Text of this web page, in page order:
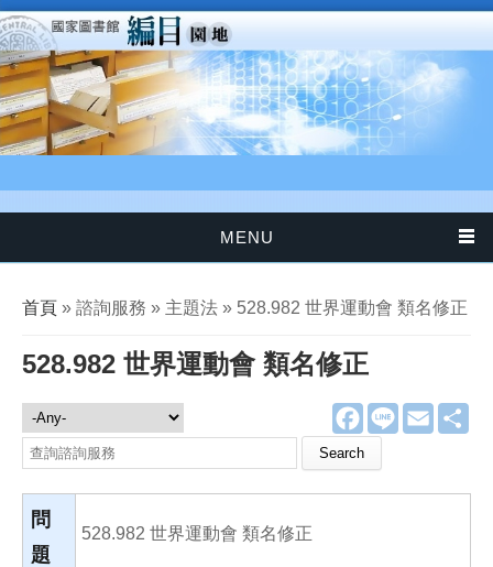
移至主內容
MENU
您在這裡
首頁 » 諮詢服務 » 主題法 » 528.982 世界運動會 類名修正
528.982 世界運動會 類名修正
F
a
e
o
L
E
m
諮詢服務
Search this site
問
題
528.982 世界運動會 類名修正